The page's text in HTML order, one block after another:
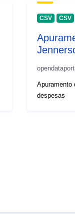
CSV CSV
despesas